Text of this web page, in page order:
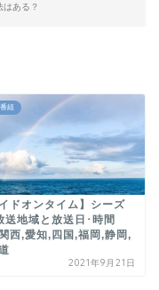
ある？
組
イドオンタイム】シーズ
送地域と放送日･時間
西,愛知,四国,福岡,静岡,
2021年9月21日